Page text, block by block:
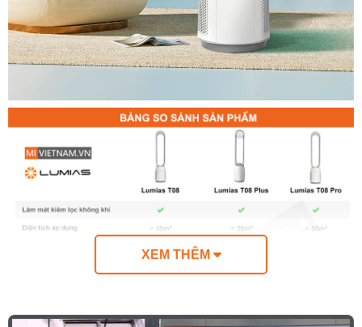
XEM THÊM